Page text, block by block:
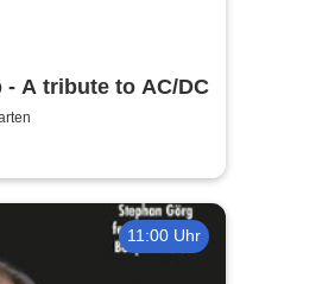
- A tribute to AC/DC
11:00 Uhr